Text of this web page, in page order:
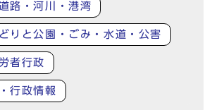
路・河川・港湾
りと公園・ごみ・水道・公害
者行政
行政情報